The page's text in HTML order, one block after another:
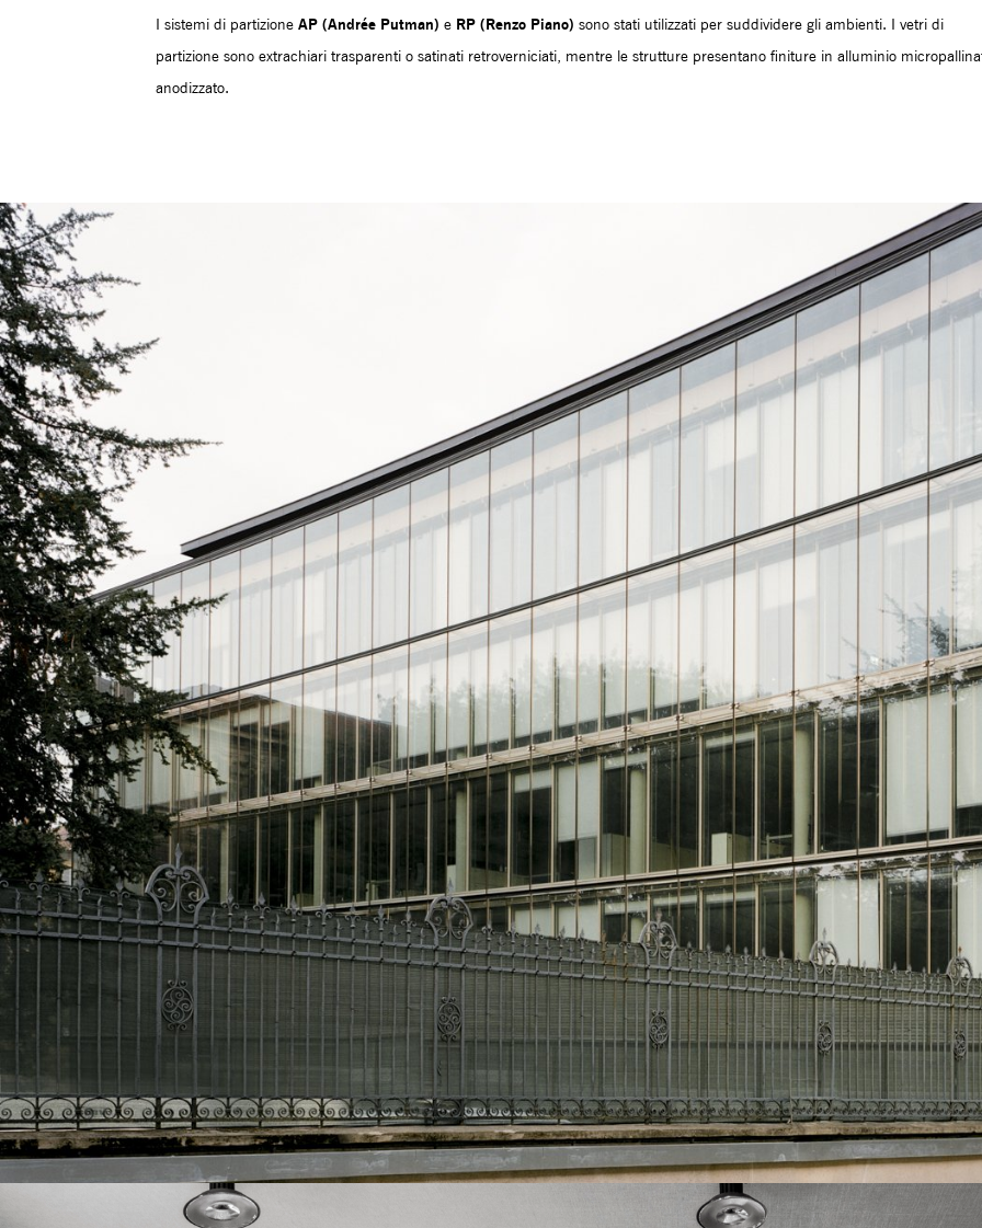
I sistemi di partizione AP (Andrée Putman) e RP (Renzo Piano) sono stati utilizzati per suddividere gli ambienti. I vetri di
partizione sono extrachiari trasparenti o satinati retroverniciati, mentre le strutture presentano finiture in alluminio
anodizzato.